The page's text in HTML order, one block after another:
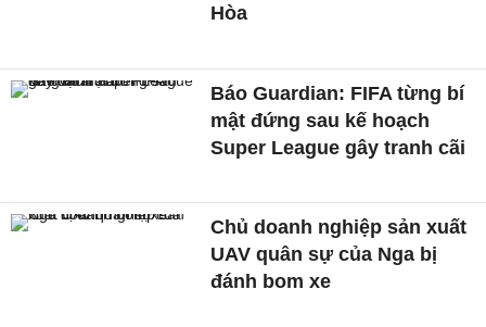
Hòa
Báo Guardian: FIFA từng bí
mật đứng sau kế hoạch
Super League gây tranh cãi
Chủ doanh nghiệp sản xuất
UAV quân sự của Nga bị
đánh bom xe